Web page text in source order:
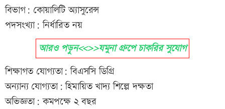
বিভাগ: কোয়ালিটি অ্যাসুরেন্স
পদসংখ্যা: নির্ধারিত নয়
আরও পড়ুন<<>>যমুনা গ্রুপে চাকরির সুযোগ
শিক্ষাগত যোগ্যতা: বিএসসি ডিগ্রি
অন্যান্য যোগ্যতা: হিমায়িত খাদ্য শিল্পে দক্ষতা
অভিজ্ঞতা: কমপক্ষে ২ বছর